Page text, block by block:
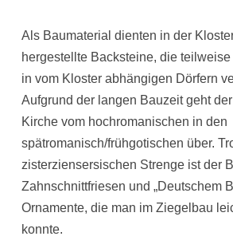
Als Baumaterial dienten in der
hergestellte Backsteine, die
in vom Kloster abhängigen Dörfern
Aufgrund der langen Bauzeit geht
Kirche vom hochromanischen in den
spätromanisch/frühgotischen über.
zisterziensersischen Strenge ist der
Zahnschnittfriesen und „Deutschem
Ornamente, die man im Ziegelbau
konnte.